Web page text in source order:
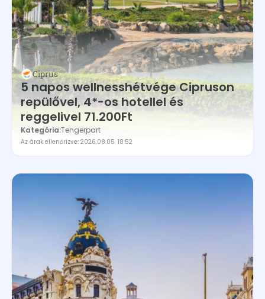
Ciprus
5 napos wellnesshétvége Cipruson
repülővel, 4*-os hotellel és
reggelivel 71.200Ft
Kategória:Tengerpart
Az árak ellenőrizve: 2026.08.05. 18:52